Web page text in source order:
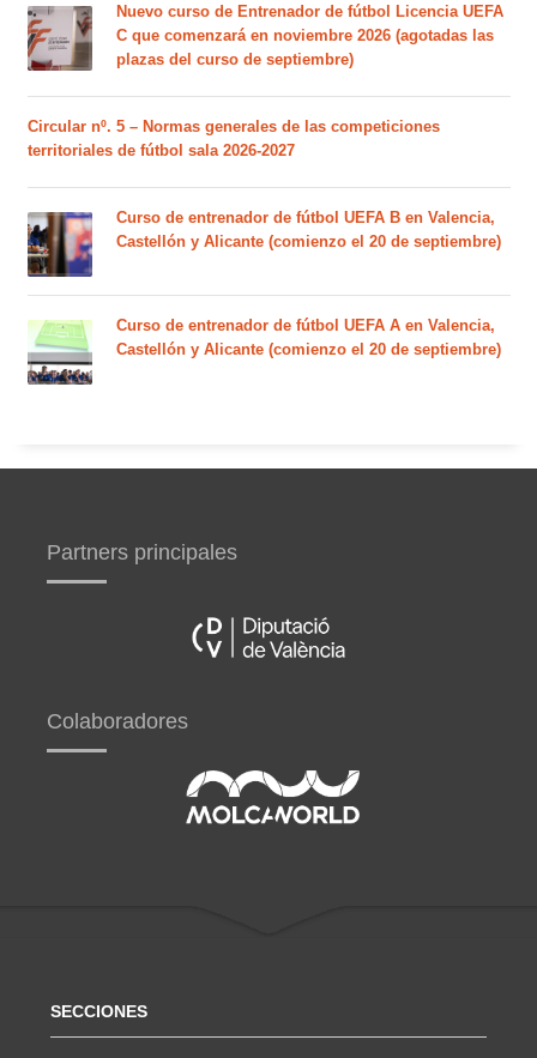
Nuevo curso de Entrenador de fútbol Licencia UEFA
C que comenzará en noviembre 2026 (agotadas las
plazas del curso de septiembre)
Circular nº. 5 – Normas generales de las competiciones
territoriales de fútbol sala 2026-2027
Curso de entrenador de fútbol UEFA B en Valencia,
Castellón y Alicante (comienzo el 20 de septiembre)
Curso de entrenador de fútbol UEFA A en Valencia,
Castellón y Alicante (comienzo el 20 de septiembre)
Partners principales
Colaboradores
SECCIONES